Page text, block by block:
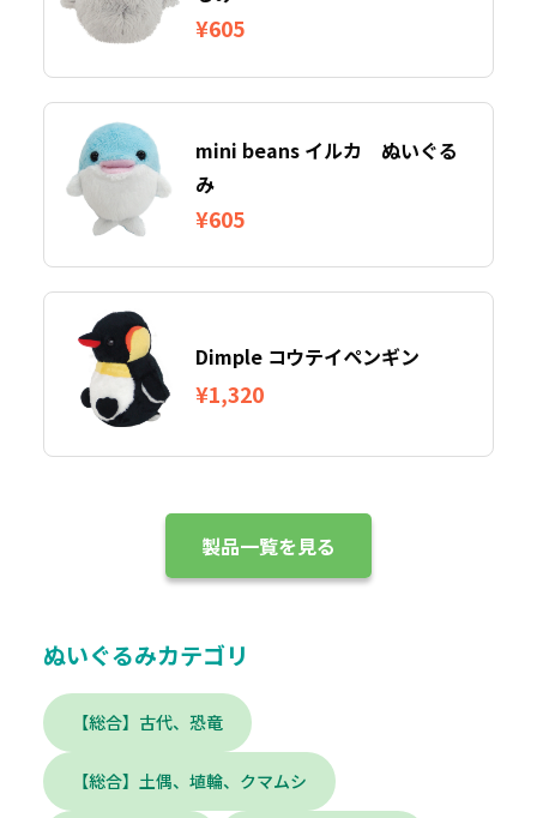
¥605
mini beans イルカ ぬいぐる
み
¥605
Dimple コウテイペンギン
¥1,320
製品一覧を見る
ぬいぐるみカテゴリ
【総合】古代、恐竜
【総合】土偶、埴輪、クマムシ